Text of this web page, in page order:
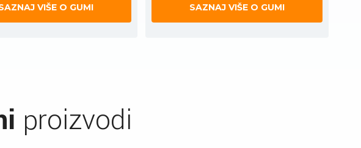
VIŠE O GUMI SAZNAJ VIŠE O GUMI
proizvodi